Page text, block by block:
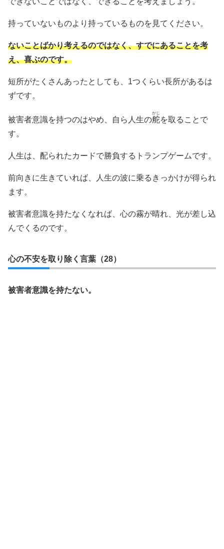
持っていないものより持っているものを見てください。
ないことばかり考えるのではなく、すでにあることを考
え、喜ぶのです。
短所がたくさんあったとしても、1つくらい長所があるは
ずです。
被害者意識を持つのはやめ、自ら人生の舵
かじ
を取ることで
す。
人生は、配られたカードで勝負するトランプゲームです。
前向きに生きていれば、人生の波に乗るきっかけが得られ
ます。
被害者意識を持たなくなれば、心の霧が晴れ、光が差し込
んでくるのです。
心の不安を取り除く言葉（28）
被害者意識を持たない。